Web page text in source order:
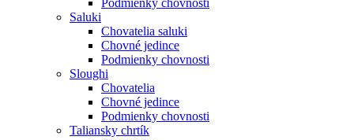
Podmienky chovnosti
Saluki
Chovatelia saluki
Chovné jedince
Podmienky chovnosti
Sloughi
Chovatelia
Chovné jedince
Podmienky chovnosti
Taliansky chrtík